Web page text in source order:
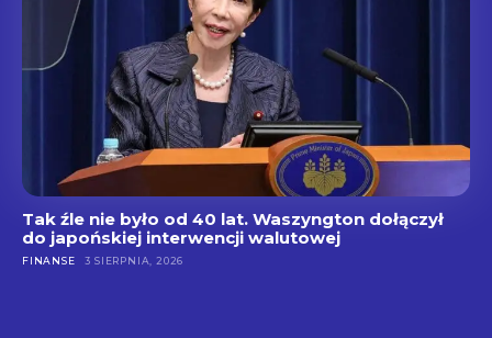
Tak źle nie było od 40 lat. Waszyngton dołączył
do japońskiej interwencji walutowej
FINANSE 3 SIERPNIA, 2026